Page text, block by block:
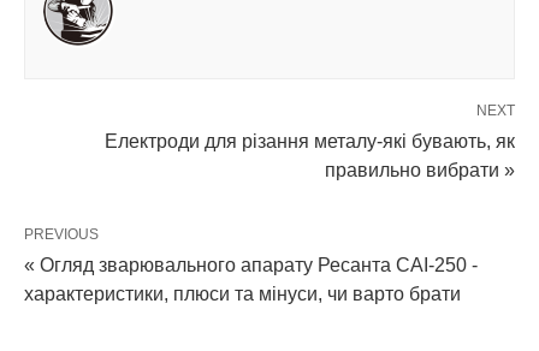
NEXT
Електроди для різання металу-які бувають, як
правильно вибрати »
PREVIOUS
« Огляд зварювального апарату Ресанта САІ-250 -
характеристики, плюси та мінуси, чи варто брати